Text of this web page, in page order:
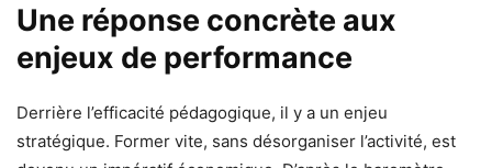
Une réponse concrète aux
enjeux de performance
Derrière l’efficacité pédagogique, il y a un enjeu
stratégique. Former vite, sans désorganiser l’activité, est